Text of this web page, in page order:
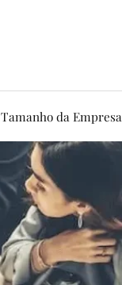
Tamanho da Empresa